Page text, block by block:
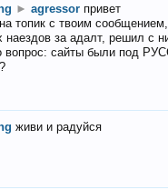
► agressor привет
топик с твоим
наездов за адалт, решил с
вопрос: сайты были под
живи и радуйся